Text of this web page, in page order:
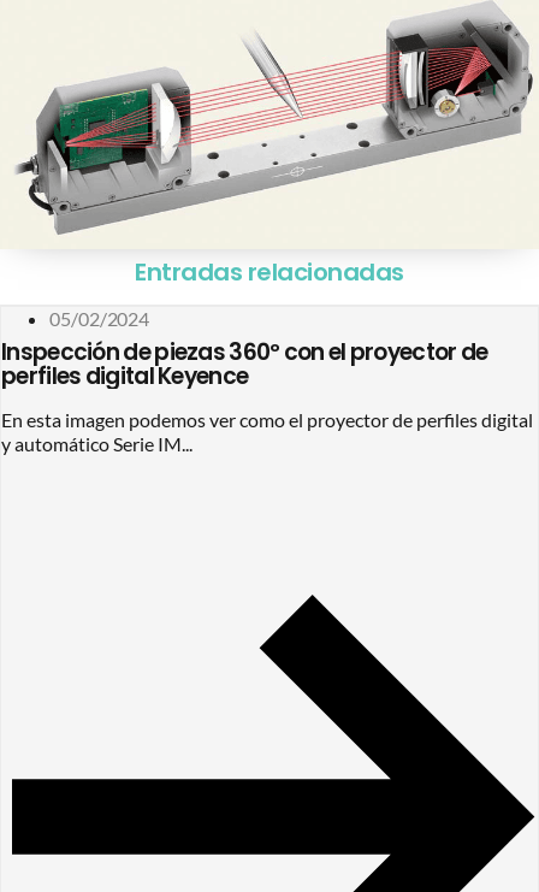
Entradas relacionadas
05/02/2024
Inspección de piezas 360º con el proyector de
perfiles digital Keyence
En esta imagen podemos ver como el proyector de perfiles digital
y automático Serie IM...